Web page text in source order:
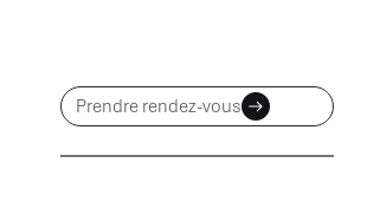
Prendre rendez-vous